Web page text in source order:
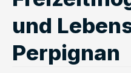
und
Perpignan